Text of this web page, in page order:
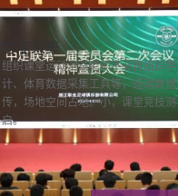
智能采集
组织课堂运动测试老师不必再组织
计、体育数据采集工具等，运动数
传，场地空间占地。小，课堂竞技
启。